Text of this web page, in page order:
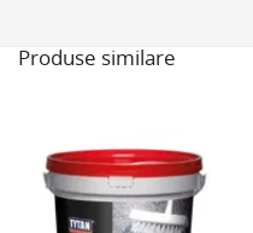
Produse similare